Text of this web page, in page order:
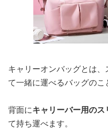
キャリーオンバッグとは
て一緒に運べるバッグのこ
背面にキャリーバー用のス
て持ち運べます。